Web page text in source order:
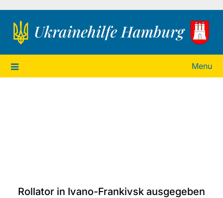
Ukrainehilfe Hamburg
Menu
Rollator in Ivano-Frankivsk ausgegeben